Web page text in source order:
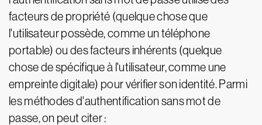
facteurs de propriété (quelque chose que
l'utilisateur possède, comme un téléphone
portable) ou des facteurs inhérents (quelque
chose de spécifique à l'utilisateur, comme une
empreinte digitale) pour vérifier son identité. Parmi
les méthodes d'authentification sans mot de
passe, on peut citer :